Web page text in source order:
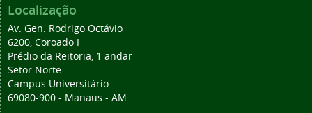
Localização
Av. Gen. Rodrigo Octávio
6200, Coroado I
Prédio da Reitoria, 1 andar
Setor Norte
Campus Universitário
69080-900 - Manaus - AM